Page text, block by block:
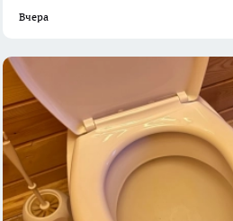
Вчера